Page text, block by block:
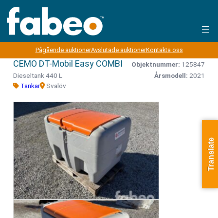
Pågående auktionerAvslutade auktionerKontakta oss
CEMO DT-Mobil Easy COMBI Objektnummer: 125847
Dieseltank 440 L
Årsmodell: 2021
Tankar
Svalöv
Translate